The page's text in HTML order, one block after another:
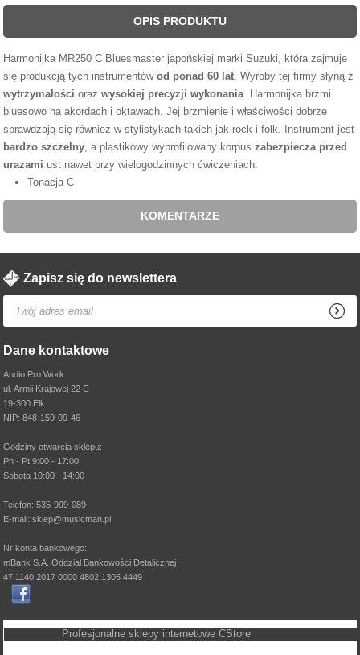
OPIS PRODUKTU
Harmonijka MR250 C Bluesmaster japońskiej marki Suzuki, która zajmuje
się produkcją tych instrumentówod ponad 60 lat . Wyroby tej firmy słyną z
wytrzymałości orazwysokiej precyzji wykonania . Harmonijka brzmi
bluesowo na akordach i oktawach. Jej brzmienie i właściwości dobrze
sprawdzają się również w stylistykach takich jak rock i folk. Instrument jest
bardzo szczelny , a plastikowy wyprofilowany korpuszabezpiecza przed
urazami ust nawet przy wielogodzinnych ćwiczeniach.
Tonacja C
KOMENTARZE
Zapisz się do newslettera
Dane kontaktowe
Audio Pro Work
ul. Armii Krajowej 22 C
19-300 Ełk
NIP: 848-159-09-46
Godziny otwarcia sklepu:
Pn - Pt 9:00 - 17:00
Sobota 10:00 - 14:00
Telefon: 535-999-089
E-mail: sklep@musicman.pl
Nr konta bankowego:
mBank S.A. Oddział Bankowości Detalicznej
47 1140 2017 0000 4802 1305 4449
Profesjonalne sklepy internetowe CStore